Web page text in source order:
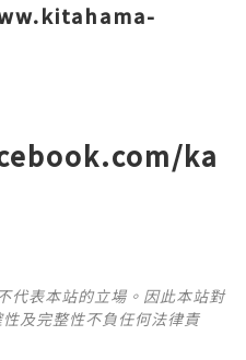
ka
代表本站的立場。因此本站對
及完整性不負任何法律責